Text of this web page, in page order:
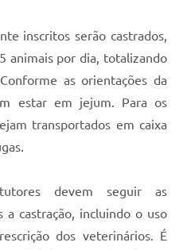
inscritos serão castrados,
animais por dia, totalizando
as orientações da
estar em jejum. Para os
transportados em caixa
devem seguir as
a castração, incluindo o uso
dos veterinários. É